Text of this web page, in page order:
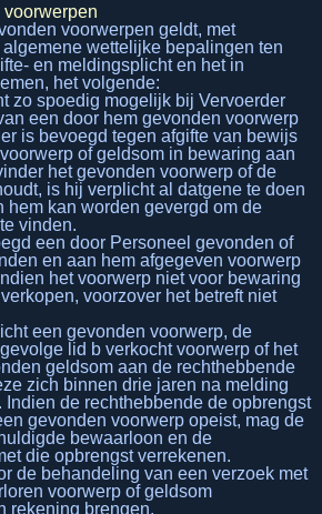
voorwerpen geldt, met
wettelijke bepalingen ten
en meldingsplicht en het in
het volgende:
zo spoedig mogelijk bij Vervoerder
een door hem gevonden voorwerp
is bevoegd tegen afgifte van bewijs
of geldsom in bewaring aan
het gevonden voorwerp of de
is hij verplicht al datgene te doen
hem kan worden gevergd om de
vinden.
een door Personeel gevonden of
en aan hem afgegeven voorwerp
het voorwerp niet voor bewaring
voorzover het betreft niet
een gevonden voorwerp, de
lid b verkocht voorwerp of het
geldsom aan de rechthebbende
zich binnen drie jaren na melding
de rechthebbende de opbrengst
gevonden voorwerp opeist, mag de
bewaarloon en de
die opbrengst verrekenen.
de behandeling van een verzoek met
voorwerp of geldsom
rekening brengen.